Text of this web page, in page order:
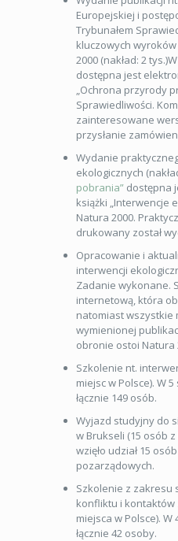
Europejskiej i
Trybunałem
kluczowych
2000 (nakład: 2
dostępna jest
„Ochrona przyrody
Sprawiedliwości.
zainteresowane
przysłanie
Wydanie
ekologicznych
pobrania”dostępna
książki „Interwencje
Natura 2000.
drukowany został
Opracowanie i
interwencji
Zadanie wykonane.
internetową, która
natomiast wszystkie
wymienionej
obronie ostoi Natura
Szkolenie nt.
miejsc w Polsce). W
łącznie 149 osób.
Wyjazd studyjny do
w Brukseli (15 osób
wzięło udział 15
pozarządowych.
Szkolenie z zakresu
konfliktu i kontaktów
miejsca w Polsce). W
łącznie 42 osoby.